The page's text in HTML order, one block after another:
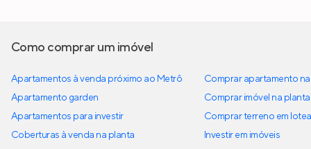
Como comprar um imóvel
Apartamentos à venda próximo ao Metrô
Apartamento garden
Apartamentos para investir
Coberturas à venda na planta
Comprar apartamento
Comprar imóvel na planta
Comprar terreno em
Investir em imóveis